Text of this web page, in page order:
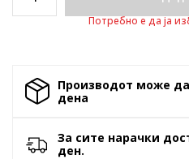
Потребно е да ја
Производот може
денa
За сите нарачки
ден.